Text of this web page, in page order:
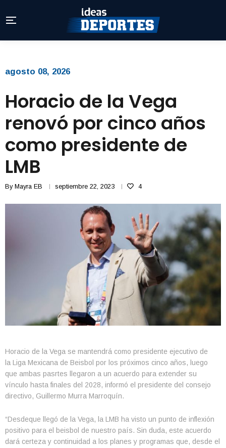
agosto 08, 2026
Horacio de la Vega
renovó por cinco años
como presidente de
LMB
By Mayra EB septiembre 22, 2023 4
Horacio de la Vega se mantendrá como presidente ejecutivo de
la Liga Mexicana de Beisbol por los próximos cinco años, luego
que ambas pasrtes llegaron a un acuerdo para extender su
vínculo hasta finales del 2028, informó el presidente del consejo
directivo, Guillermo Murra Marroquín.
“Desdeque llegó de la Vega, la LMB ha visto un punto de inflexión
positivo para el beisbol de nuestro país. Sin duda, este acuerdo
dará certeza y continuidad a los planes y programas que, desde el